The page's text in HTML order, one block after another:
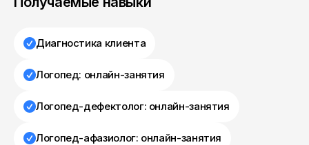
Диагностика клиента
Логопед: онлайн-занятия
Логопед-дефектолог: онлайн-занятия
Логопед-афазиолог: онлайн-занятия